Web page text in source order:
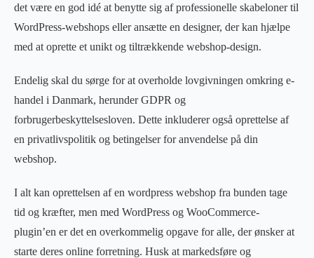
det være en god idé at benytte sig af professionelle skabeloner til
WordPress-webshops eller ansætte en designer, der kan hjælpe
med at oprette et unikt og tiltrækkende webshop-design.
Endelig skal du sørge for at overholde lovgivningen omkring e-
handel i Danmark, herunder GDPR og
forbrugerbeskyttelsesloven. Dette inkluderer også oprettelse af
en privatlivspolitik og betingelser for anvendelse på din
webshop.
I alt kan oprettelsen af en wordpress webshop fra bunden tage
tid og kræfter, men med WordPress og WooCommerce-
plugin’en er det en overkommelig opgave for alle, der ønsker at
starte deres online forretning. Husk at markedsføre og